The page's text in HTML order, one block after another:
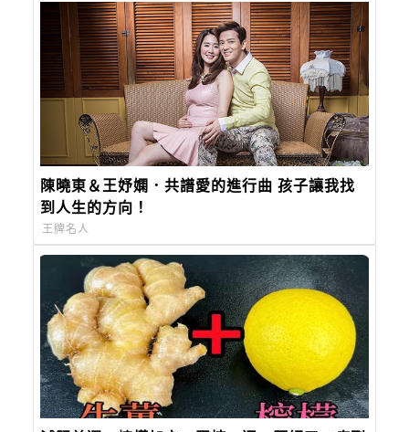
陳曉東＆王妤嫻．共譜愛的進行曲 孩子讓我找
到人生的方向！
王牌名人